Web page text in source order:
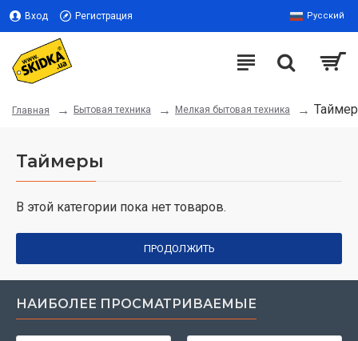
Вход Регистрация Русский
Главная Бытовая техника Мелкая бытовая техника
Таймеры
В этой категории пока нет товаров.
ПРОДОЛЖИТЬ
НАИБОЛЕЕ ПРОСМАТРИВАЕМЫЕ